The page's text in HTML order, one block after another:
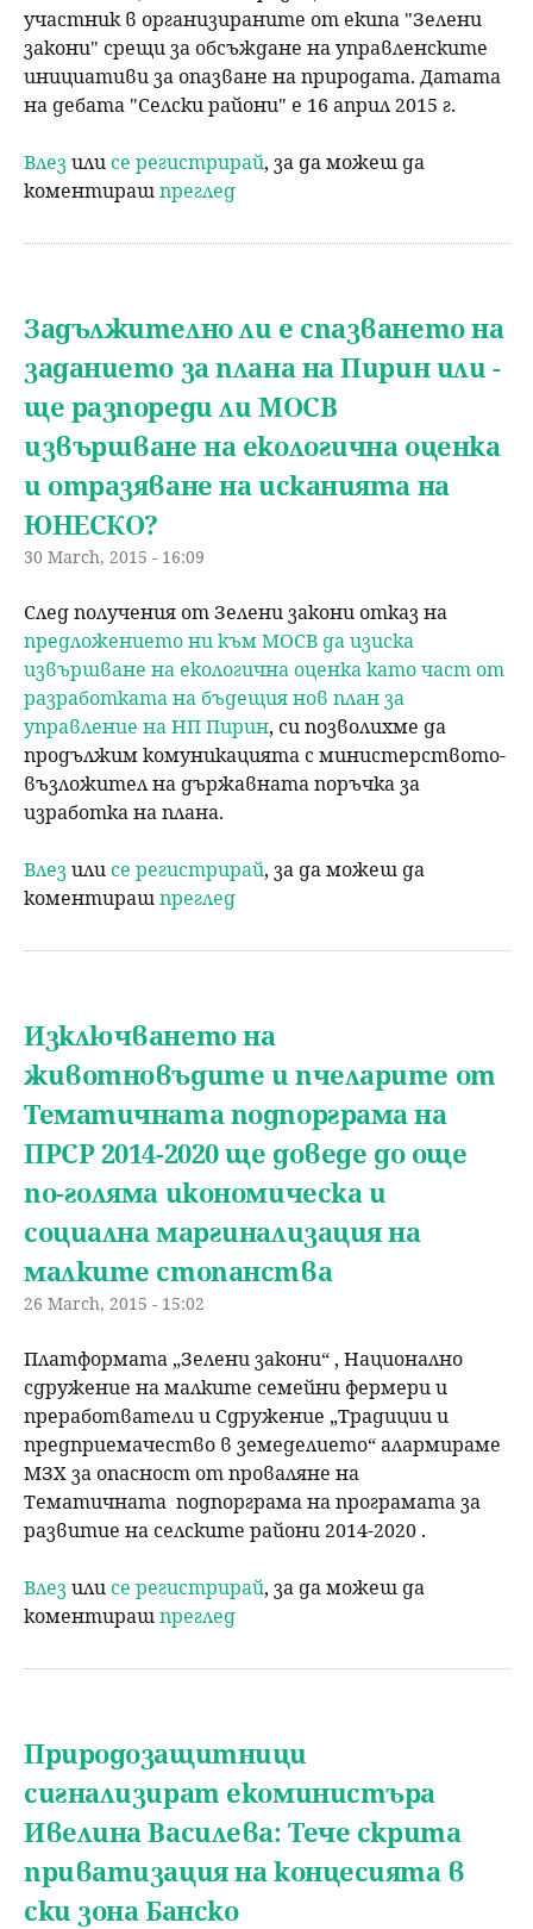
участник в организираните от екипа "Зелени
закони" срещи за обсъждане на управленските
инициативи за опазване на природата. Датата
на дебата "Селски райони" е 16 април 2015 г.
Влезили се регистрирай, за да можеш да
коментирашпреглед
Задължително ли е спазването на
заданието за плана на Пирин или -
ще разпореди ли МОСВ
извършване на екологична оценка
и отразяване на исканията на
ЮНЕСКО?
30 March, 2015 - 16:09
След получения от Зелени закони отказ на
предложението ни към МОСВ да изиска
извършване на екологична оценка като част от
разработката на бъдещия нов план за
управление на НП Пирин, си позволихме да
продължим комуникацията с министерството-
възложител на държавната поръчка за
изработка на плана.
Влезили се регистрирай, за да можеш да
коментирашпреглед
Изключването на
животновъдите и пчеларите от
Тематичната подпорграма на
ПРСР 2014-2020 ще доведе до още
по-голяма икономическа и
социална маргинализация на
малките стопанства
26 March, 2015 - 15:02
Платформата „Зелени закони“ , Национално
сдружение на малките семейни фермери и
преработватели и Сдружение „Традиции и
предприемачество в земеделието“ алармираме
МЗХ за опасност от проваляне на
Тематичната подпорграма на програмата за
развитие на селските райони 2014-2020 .
Влезили се регистрирай, за да можеш да
коментирашпреглед
Природозащитници
сигнализират екоминистъра
Ивелина Василева: Тече скрита
приватизация на концесията в
ски зона Банско